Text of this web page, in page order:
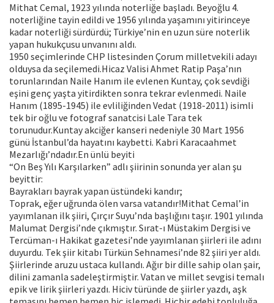
Mithat Cemal, 1923 yılında noterliğe başladı. Beyoğlu 4.
noterliğine tayin edildi ve 1956 yılında yaşamını yitirinceye
kadar noterliği sürdürdü; Türkiye’nin en uzun süre noterlik
yapan hukukçusu unvanını aldı.
1950 seçimlerinde CHP listesinden Çorum milletvekili adayı
olduysa da seçilemedi.Hicaz Valisi Ahmet Ratip Paşa’nın
torunlarından Naile Hanım ile evlenen Kuntay, çok sevdiği
eşini genç yaşta yitirdikten sonra tekrar evlenmedi. Naile
Hanım (1895-1945) ile evliliğinden Vedat (1918-2011) isimli
tek bir oğlu ve fotograf sanatcisi Lale Tara tek
torunudur.Kuntay akciğer kanseri nedeniyle 30 Mart 1956
günü İstanbul’da hayatını kaybetti. Kabri Karacaahmet
Mezarlığı’ndadır.En ünlü beyiti
“On Beş Yılı Karşılarken” adlı şiirinin sonunda yer alan şu
beyittir:
Bayrakları bayrak yapan üstündeki kandır;
Toprak, eğer uğrunda ölen varsa vatandır!Mithat Cemal’in
yayımlanan ilk şiiri, Çırçır Suyu’nda başlığını taşır. 1901 yılında
Malumat Dergisi’nde çıkmıştır. Sırat-ı Müstakim Dergisi ve
Tercüman-ı Hakikat gazetesi’nde yayımlanan şiirleri ile adını
duyurdu. Tek şiir kitabı Türkün Sehnamesi’nde 82 şiiri yer aldı.
Şiirlerinde aruzu ustaca kullandı. Ağır bir dille sahip olan şair,
dilini zamanla sadeleştirmiştir. Vatan ve millet sevgisi temalı
epik ve lirik şiirleri yazdı. Hiciv türünde de şiirler yazdı, aşk